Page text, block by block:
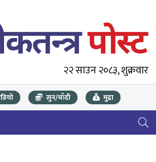
२२ साउन २०८३, शुक्रवार
सुन/चाँदी मुद्रा